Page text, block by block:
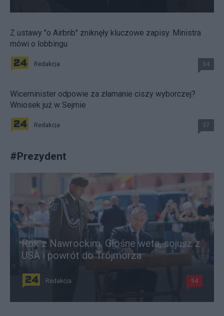
Z ustawy "o Airbnb" zniknęły kluczowe zapisy. Ministra
mówi o lobbingu
Redakcja 34
Wiceminister odpowie za złamanie ciszy wyborczej?
Wniosek już w Sejmie
Redakcja 37
#Prezydent
Rok z Nawrockim. Głośne weta, sojusz z
USA i powrót do Trójmorza
Redakcja 94